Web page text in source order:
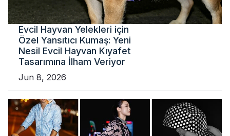
Evcil Hayvan Yelekleri için
Özel Yansıtıcı Kumaş: Yeni
Nesil Evcil Hayvan Kıyafet
Tasarımına İlham Veriyor
Jun 8, 2026